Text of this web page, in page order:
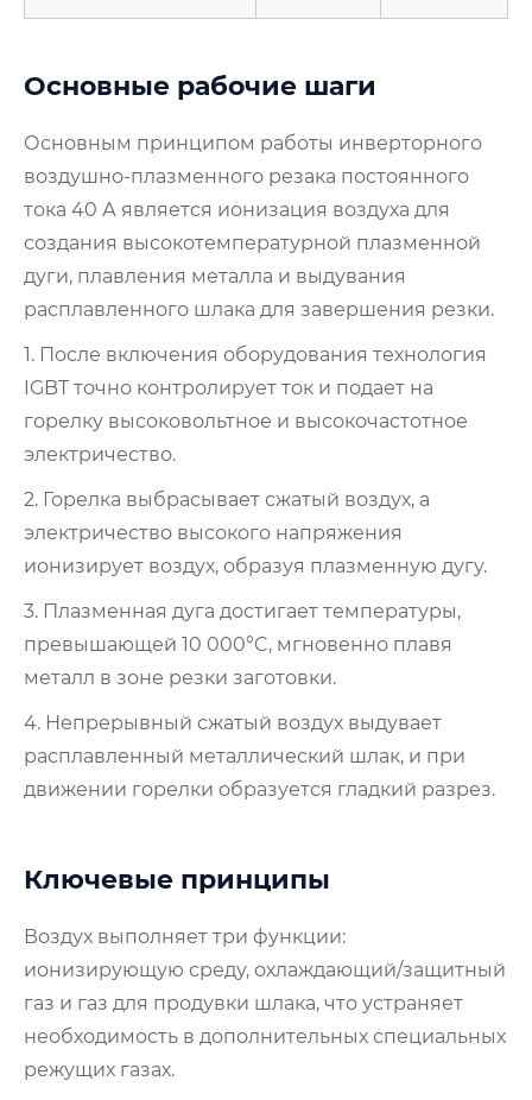
Основные рабочие шаги
Основным принципом работы инверторного
воздушно-плазменного резака постоянного
тока 40 А является ионизация воздуха для
создания высокотемпературной плазменной
дуги, плавления металла и выдувания
расплавленного шлака для завершения резки.
1. После включения оборудования технология
IGBT точно контролирует ток и подает на
горелку высоковольтное и высокочастотное
электричество.
2. Горелка выбрасывает сжатый воздух, а
электричество высокого напряжения
ионизирует воздух, образуя плазменную дугу.
3. Плазменная дуга достигает температуры,
превышающей 10 000°C, мгновенно плавя
металл в зоне резки заготовки.
4. Непрерывный сжатый воздух выдувает
расплавленный металлический шлак, и при
движении горелки образуется гладкий разрез.
Ключевые принципы
Воздух выполняет три функции:
ионизирующую среду, охлаждающий/защитный
газ и газ для продувки шлака, что устраняет
необходимость в дополнительных специальных
режущих газах.